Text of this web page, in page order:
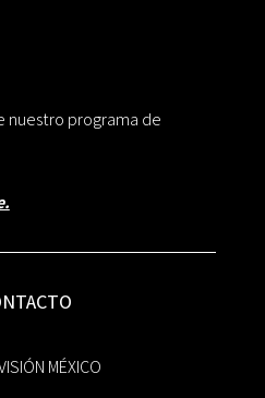
nuestro programa de
MÉXICO